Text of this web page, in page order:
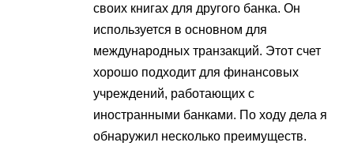
своих книгах для другого банка. Он
используется в основном для
международных транзакций. Этот счет
хорошо подходит для финансовых
учреждений, работающих с
иностранными банками. По ходу дела я
обнаружил несколько преимуществ.